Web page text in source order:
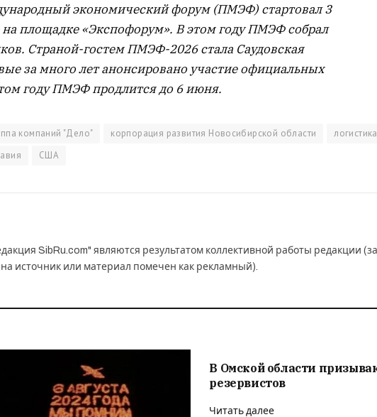
экономический форум (ПМЭФ) стартовал 3
площадке «Экспофорум». В этом году ПМЭФ собрал
Страной-гостем ПМЭФ-2026 стала Саудовская
за много лет анонсировано участие официальных
году ПМЭФ продлится до 6 июня.
компаний "Дело" корпорация развития Новосибирской области
логистика
США
SibRu.com" являются результатом коллективной работы редакции (за
источник или материал помечен как рекламный).
В Омской области
резервистов
Читать далее